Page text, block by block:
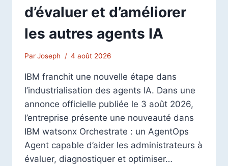
d’évaluer et d’améliorer
les autres agents IA
ParJoseph 4 août 2026
IBM franchit une nouvelle étape dans
l’industrialisation des agents IA. Dans une
annonce officielle publiée le 3 août 2026,
l’entreprise présente une nouveauté dans
IBM watsonx Orchestrate : un AgentOps
Agent capable d’aider les administrateurs à
évaluer, diagnostiquer et optimiser…